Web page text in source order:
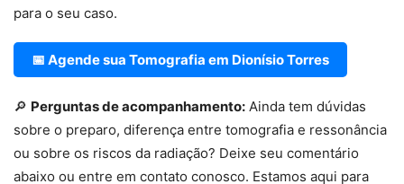
para o seu caso.
📅 Agende sua Tomografia em Dionísio Torres
🔎 Perguntas de acompanhamento: Ainda tem dúvidas
sobre o preparo, diferença entre tomografia e ressonância
ou sobre os riscos da radiação? Deixe seu comentário
abaixo ou entre em contato conosco. Estamos aqui para